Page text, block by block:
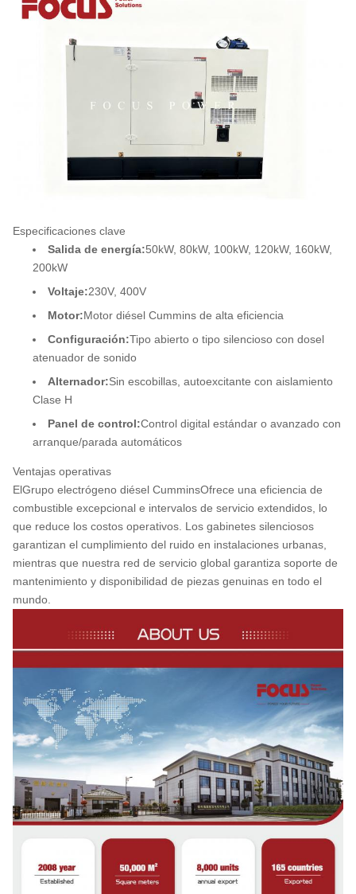
Especificaciones clave
Salida de energía:50kW, 80kW, 100kW, 120kW, 160kW,
200kW
Voltaje:230V, 400V
Motor:Motor diésel Cummins de alta eficiencia
Configuración:Tipo abierto o tipo silencioso con dosel
atenuador de sonido
Alternador:Sin escobillas, autoexcitante con aislamiento
Clase H
Panel de control:Control digital estándar o avanzado con
arranque/parada automáticos
Ventajas operativas
ElGrupo electrógeno diésel CumminsOfrece una eficiencia de
combustible excepcional e intervalos de servicio extendidos, lo
que reduce los costos operativos. Los gabinetes silenciosos
garantizan el cumplimiento del ruido en instalaciones urbanas,
mientras que nuestra red de servicio global garantiza soporte de
mantenimiento y disponibilidad de piezas genuinas en todo el
mundo.